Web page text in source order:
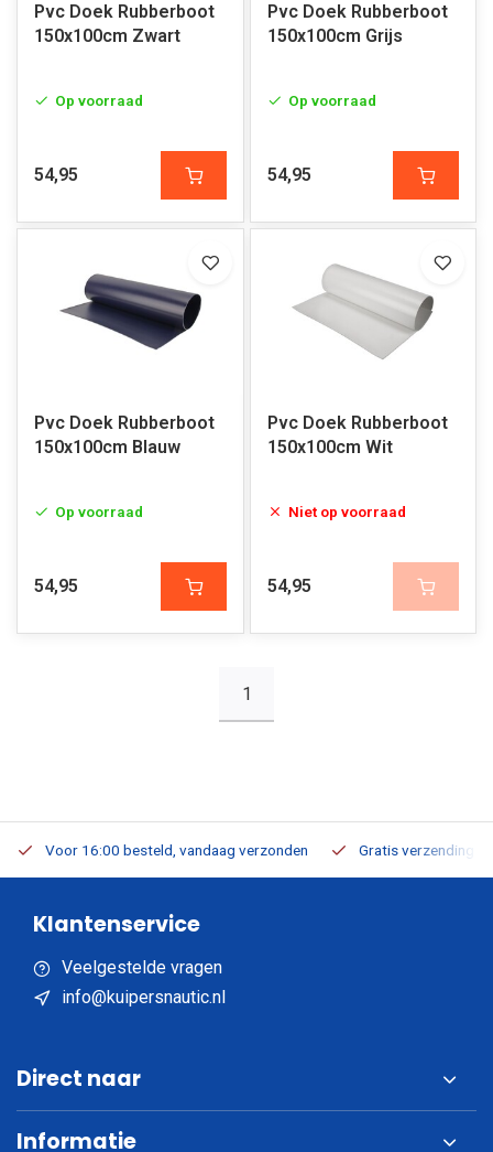
Pvc Doek Rubberboot
150x100cm Zwart
Op voorraad
54,95
Pvc Doek Rubberboot
150x100cm Grijs
Op voorraad
54,95
Pvc Doek Rubberboot
150x100cm Blauw
Op voorraad
54,95
Pvc Doek Rubberboot
150x100cm Wit
Niet op voorraad
54,95
1
Voor 16:00 besteld, vandaag verzonden Gratis verzending
Klantenservice
Veelgestelde vragen
info@kuipersnautic.nl
Direct naar
Informatie